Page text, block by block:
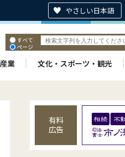
やさしい日本語
すべて
ページ
業 文化・スポーツ・観光
有料
広告